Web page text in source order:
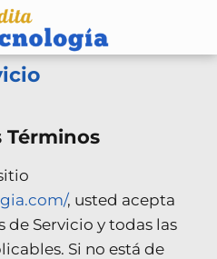
Términos
, usted acepta
Servicio y todas las
Si no está de